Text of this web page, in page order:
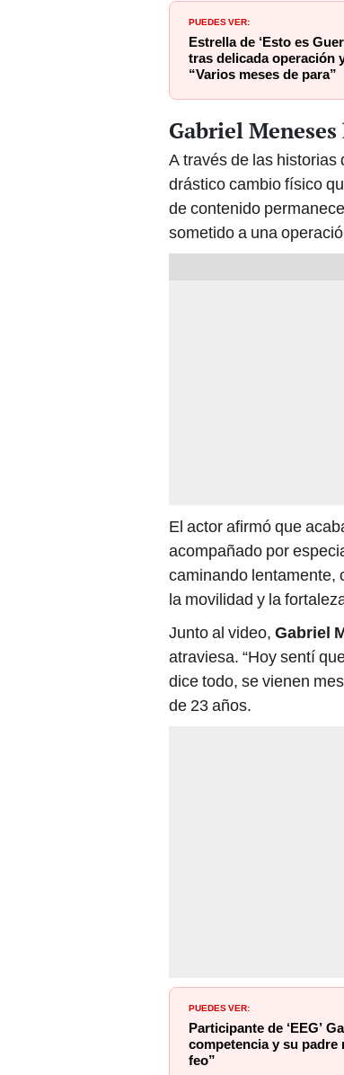
PUEDES VER:
Estrella de ‘Esto es
tras delicada operación
“Varios meses de para”
Gabriel
A través de las historias
drástico cambio físico
de contenido
sometido a una
El actor afirmó que
acompañado por
caminando lentamente,
la movilidad y la
Junto al video, Gabriel
atraviesa. “Hoy sentí
dice todo, se vienen
de 23 años.
PUEDES VER:
Participante de ‘EEG’
competencia y su padre
feo”